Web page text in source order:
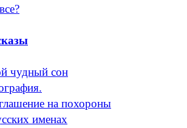
чудный сон
на похороны
именах